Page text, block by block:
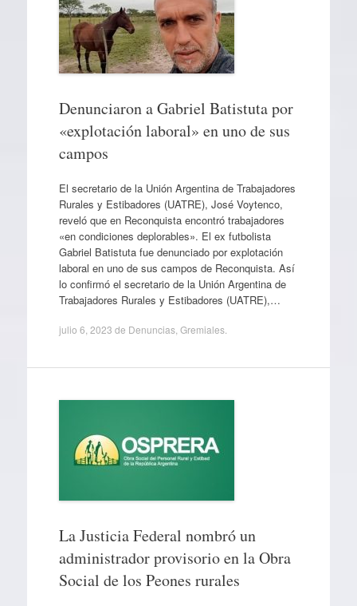
Denunciaron a Gabriel Batistuta por
«explotación laboral» en uno de sus
campos
El secretario de la Unión Argentina de Trabajadores
Rurales y Estibadores (UATRE), José Voytenco,
reveló que en Reconquista encontró trabajadores
«en condiciones deplorables». El ex futbolista
Gabriel Batistuta fue denunciado por explotación
laboral en uno de sus campos de Reconquista. Así
lo confirmó el secretario de la Unión Argentina de
Trabajadores Rurales y Estibadores (UATRE),…
julio 6, 2023 de Denuncias, Gremiales.
La Justicia Federal nombró un
administrador provisorio en la Obra
Social de los Peones rurales